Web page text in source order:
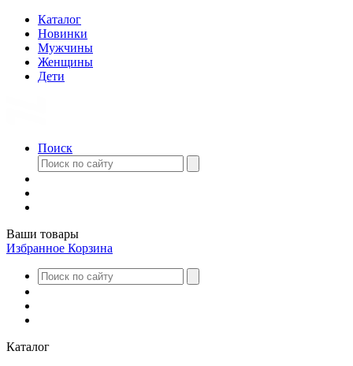
Каталог
Новинки
Мужчины
Женщины
Дети
Поиск
Ваши товары
Избранное Корзина
Каталог